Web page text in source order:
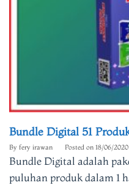
Bundle Digital 51
By fery irawan Posted on 18/06/2020
Bundle Digital adalah
puluhan produk dalam 1